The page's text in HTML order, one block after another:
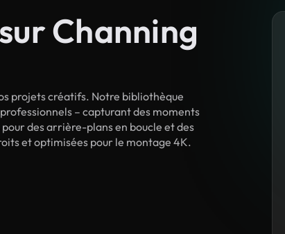
Channing
projets créatifs. Notre bibliothèque
– capturant des moments
des arrière-plans en boucle et des
et optimisées pour le montage 4K.